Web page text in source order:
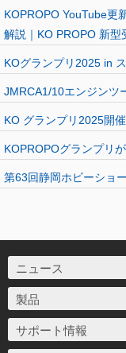
KOPROPO YouTube更
解説｜KO PROPO 新型
KOグランプリ2025 in
JMRCA1/10エンジンツ
KO グランプリ2025開
KOPROPOグランプリ
第63回静岡ホビーショ
ニュース
製品
サポート情報